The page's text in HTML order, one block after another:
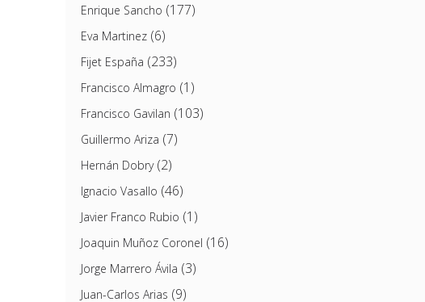
Enrique Sancho (177)
Eva Martinez(6)
Fijet España (233)
Francisco Almagro (1)
Francisco Gavilan (103)
Guillermo Ariza (7)
Hernán Dobry(2)
Ignacio Vasallo (46)
Javier Franco Rubio (1)
Joaquin Muñoz Coronel (16)
Jorge Marrero Ávila (3)
Juan-Carlos Arias (9)